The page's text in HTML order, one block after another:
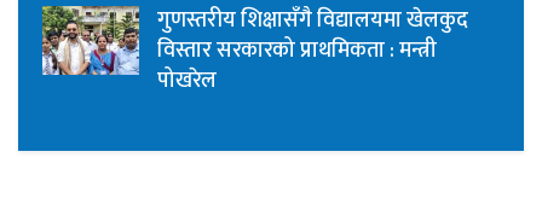
गुणस्तरीय शिक्षासँगै विद्यालयमा खेलकुद
विस्तार सरकारको प्राथमिकता : मन्त्री
पोखरेल